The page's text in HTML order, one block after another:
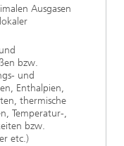
Ausgasen
bzw.
und
Enthalpien,
thermische
Temperatur-,
bzw.
etc.)